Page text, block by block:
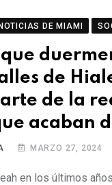
NOTICIAS DE MIAMI
de
de la
acaban
MARZO 27, 2024
en los últimos